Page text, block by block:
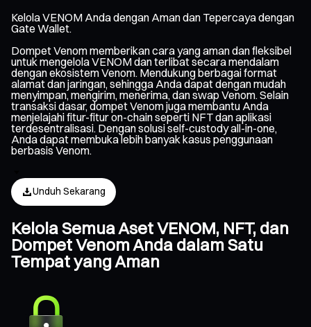
Kelola VENOM Anda dengan Aman dan Tepercaya dengan
Gate Wallet.
Dompet Venom memberikan cara yang aman dan fleksibel
untuk mengelola VENOM dan terlibat secara mendalam
dengan ekosistem Venom. Mendukung berbagai format
alamat dan jaringan, sehingga Anda dapat dengan mudah
menyimpan, mengirim, menerima, dan swap Venom. Selain
transaksi dasar, dompet Venom juga membantu Anda
menjelajahi fitur-fitur on-chain seperti NFT dan aplikasi
terdesentralisasi. Dengan solusi self-custody all-in-one,
Anda dapat membuka lebih banyak kasus penggunaan
berbasis Venom.
Unduh Sekarang
Kelola Semua Aset VENOM, NFT, dan
Dompet Venom Anda dalam Satu
Tempat yang Aman